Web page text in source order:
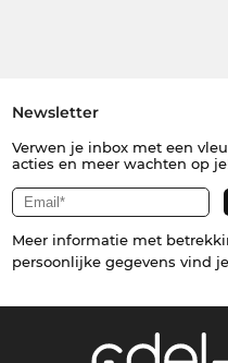
Newsletter
Verwen je inbox met een
acties en meer wachten op
Meer informatie met
persoonlijke gegevens vind je